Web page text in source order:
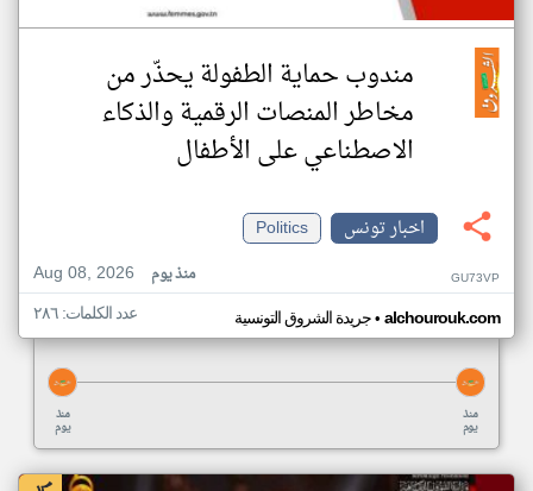
مندوب حماية الطفولة يحذّر من
مخاطر المنصات الرقمية والذكاء
الاصطناعي على الأطفال
اخبار تونس
Politics
Aug 08, 2026
منذ يوم GU73VP
جريدة الشروق التونسية• alchourouk.com عدد الكلمات: ٢٨٦
منذ
يوم
منذ
يوم